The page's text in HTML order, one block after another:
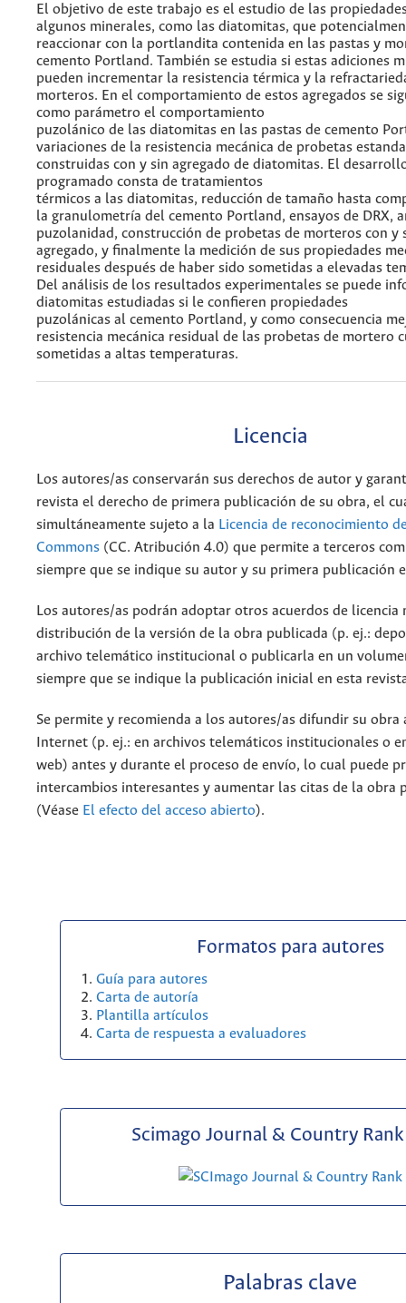
El objetivo de este trabajo es el estudio de las
algunos minerales, como las diatomitas, que
reaccionar con la portlandita contenida en las pastas y
cemento Portland. También se estudia si estas adiciones
pueden incrementar la resistencia térmica y la
morteros. En el comportamiento de estos agregados se
como parámetro el comportamiento
puzolánico de las diatomitas en las pastas de cemento
variaciones de la resistencia mecánica de probetas
construidas con y sin agregado de diatomitas. El
programado consta de tratamientos
térmicos a las diatomitas, reducción de tamaño hasta
la granulometría del cemento Portland, ensayos de DRX,
puzolanidad, construcción de probetas de morteros con y
agregado, y finalmente la medición de sus propiedades
residuales después de haber sido sometidas a elevadas
Del análisis de los resultados experimentales se puede
diatomitas estudiadas si le confieren propiedades
puzolánicas al cemento Portland, y como consecuencia
resistencia mecánica residual de las probetas de mortero
sometidas a altas temperaturas.
Licencia
Los autores/as conservarán sus derechos de autor y
revista el derecho de primera publicación de su obra, el
simultáneamente sujeto a la Licencia de reconocimiento
Commons (CC. Atribución 4.0) que permite a terceros
siempre que se indique su autor y su primera publicación
Los autores/as podrán adoptar otros acuerdos de licencia
distribución de la versión de la obra publicada (p. ej.:
archivo telemático institucional o publicarla en un
siempre que se indique la publicación inicial en esta
Se permite y recomienda a los autores/as difundir su obra
Internet (p. ej.: en archivos telemáticos institucionales o
web) antes y durante el proceso de envío, lo cual puede
intercambios interesantes y aumentar las citas de la obra
(Véase El efecto del acceso abierto).
Formatos para autores
Guía para autores
Carta de autoría
Plantilla artículos
Carta de respuesta a evaluadores
Scimago Journal & Country Rank
Palabras clave